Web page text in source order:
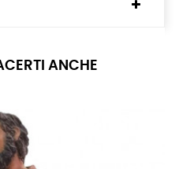
ANCHE